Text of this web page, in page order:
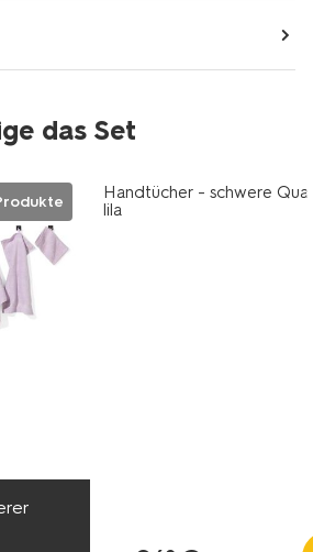
das Set
Handtücher - schwere
lila